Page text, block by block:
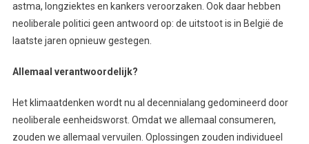
astma, longziektes en kankers veroorzaken. Ook daar hebben
neoliberale politici geen antwoord op: de uitstoot is in België de
laatste jaren opnieuw gestegen.
Allemaal verantwoordelijk?
Het klimaatdenken wordt nu al decennialang gedomineerd door
neoliberale eenheidsworst. Omdat we allemaal consumeren,
zouden we allemaal vervuilen. Oplossingen zouden individueel